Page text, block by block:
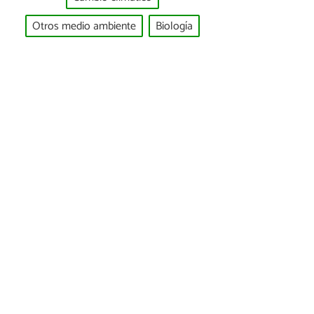
Otros medio ambiente
Biología